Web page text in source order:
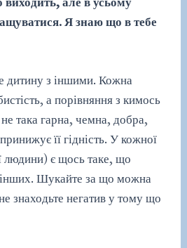
Я знаю що в тебе
дитину з іншими. Кожна
а порівняння з кимось
така гарна, чемна, добра,
її гідність. У кожної
людини) є щось таке, що
інших. Шукайте за що можна
знаходьте негатив у тому що